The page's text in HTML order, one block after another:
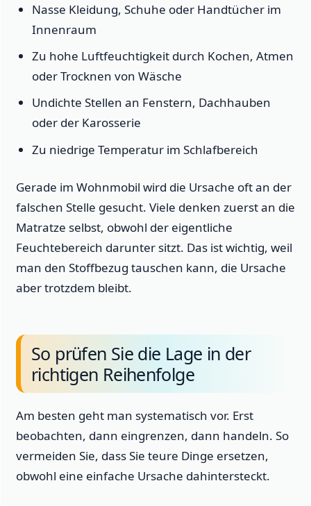
Nasse Kleidung, Schuhe oder Handtücher im
Innenraum
Zu hohe Luftfeuchtigkeit durch Kochen, Atmen
oder Trocknen von Wäsche
Undichte Stellen an Fenstern, Dachhauben
oder der Karosserie
Zu niedrige Temperatur im Schlafbereich
Gerade im Wohnmobil wird die Ursache oft an der
falschen Stelle gesucht. Viele denken zuerst an die
Matratze selbst, obwohl der eigentliche
Feuchtebereich darunter sitzt. Das ist wichtig, weil
man den Stoffbezug tauschen kann, die Ursache
aber trotzdem bleibt.
So prüfen Sie die Lage in der
richtigen Reihenfolge
Am besten geht man systematisch vor. Erst
beobachten, dann eingrenzen, dann handeln. So
vermeiden Sie, dass Sie teure Dinge ersetzen,
obwohl eine einfache Ursache dahintersteckt.